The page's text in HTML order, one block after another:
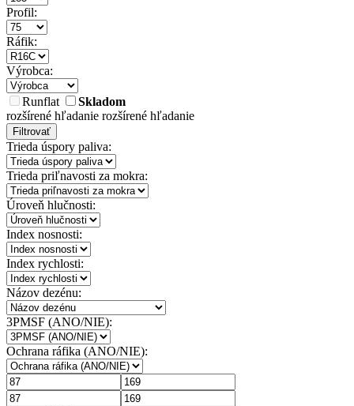
Profil:
Ráfik:
Výrobca:
Runflat
Skladom
rozšírené hľadanie rozšírené hľadanie
Filtrovať
Trieda úspory paliva:
Trieda priľnavosti za mokra:
Úroveň hlučnosti:
Index nosnosti:
Index rychlosti:
Názov dezénu:
3PMSF (ANO/NIE):
Ochrana ráfika (ANO/NIE):